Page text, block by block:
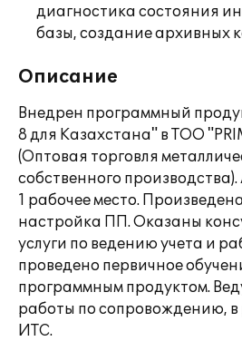
диагностика состояния
базы, создание архивных
Описание
Внедрен программный
8 для Казахстана" в ТОО
(Оптовая торговля
собственного
1 рабочее место.
настройка ПП. Оказаны
услуги по ведению учета и
проведено первичное
программным продуктом.
работы по сопровождению,
ИТС.